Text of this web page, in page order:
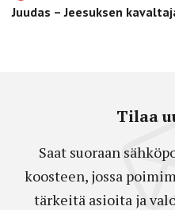
Juudas – Jeesuksen
Tilaa
Saat suoraan
koosteen, jossa
tärkeitä asioita ja